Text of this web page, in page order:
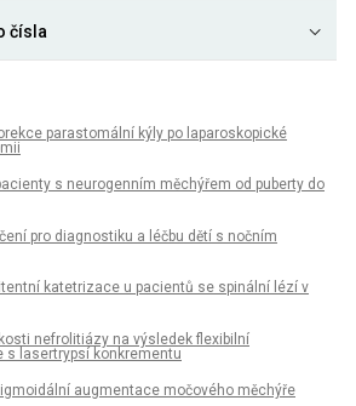
čísla
parastomální kýly po laparoskopické
s neurogenním měchýřem od puberty do
pro diagnostiku a léčbu dětí s nočním
katetrizace u pacientů se spinální lézí v
nefrolitiázy na výsledek flexibilní
s lasertrypsí konkrementu
augmentace močového měchýře